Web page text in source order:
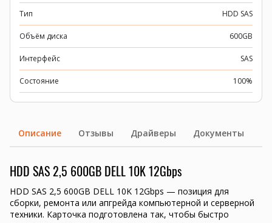
Тип HDD SAS
Объём диска 600GB
Интерфейс SAS
Состояние 100%
Описание Отзывы Драйверы Документы
HDD SAS 2,5 600GB DELL 10K 12Gbps
HDD SAS 2,5 600GB DELL 10K 12Gbps — позиция для
сборки, ремонта или апгрейда компьютерной и серверной
техники. Карточка подготовлена так, чтобы быстро